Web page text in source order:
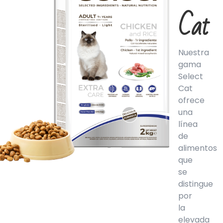
Cat
Nuestra
gama
Select
Cat
ofrece
una
línea
de
alimentos
que
se
distingue
por
la
elevada